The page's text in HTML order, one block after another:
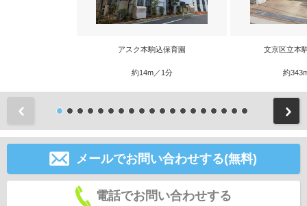
アスク本駒込保育園
約14m／1分
文京区立本
約
メールでお問い合わせする(無料)
電話でお問い合わせする